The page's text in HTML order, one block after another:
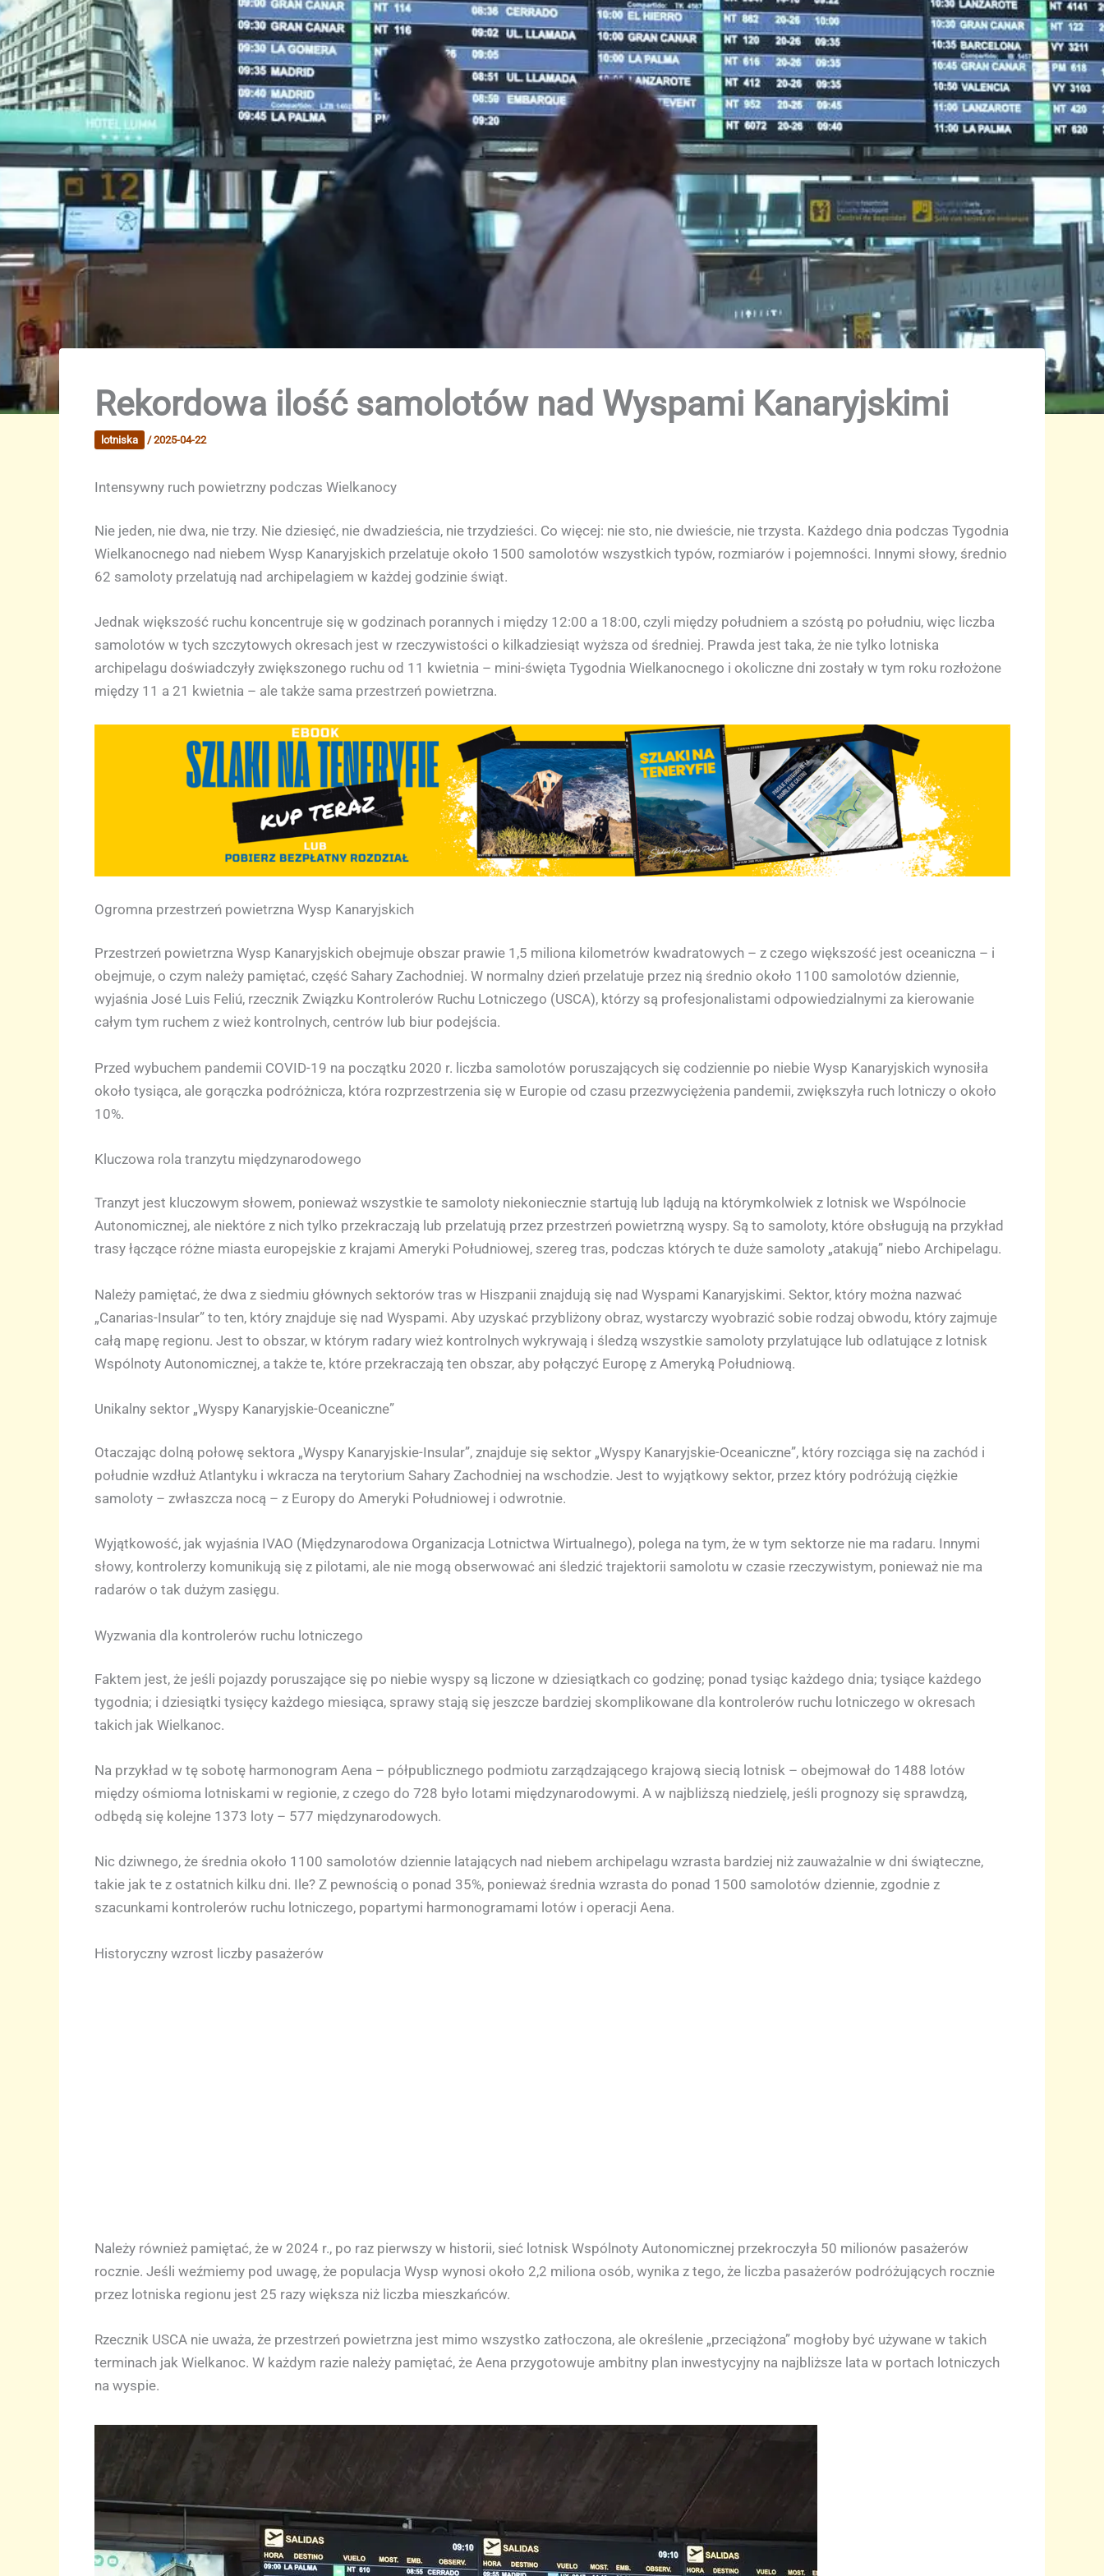
Rekordowa ilość samolotów nad Wyspami Kanaryjskimi
lotniska /2025-04-22
Intensywny ruch powietrzny podczas Wielkanocy
Nie jeden, nie dwa, nie trzy. Nie dziesięć, nie dwadzieścia, nie trzydzieści. Co więcej: nie sto, nie dwieście, nie trzysta. Każdego dnia podczas Tygodnia
Wielkanocnego nad niebem Wysp Kanaryjskich przelatuje około 1500 samolotów wszystkich typów, rozmiarów i pojemności. Innymi słowy, średnio
62 samoloty przelatują nad archipelagiem w każdej godzinie świąt.
Jednak większość ruchu koncentruje się w godzinach porannych i między 12:00 a 18:00, czyli między południem a szóstą po południu, więc liczba
samolotów w tych szczytowych okresach jest w rzeczywistości o kilkadziesiąt wyższa od średniej. Prawda jest taka, że nie tylko lotniska
archipelagu doświadczyły zwiększonego ruchu od 11 kwietnia – mini-święta Tygodnia Wielkanocnego i okoliczne dni zostały w tym roku rozłożone
między 11 a 21 kwietnia – ale także sama przestrzeń powietrzna.
Ogromna przestrzeń powietrzna Wysp Kanaryjskich
Przestrzeń powietrzna Wysp Kanaryjskich obejmuje obszar prawie 1,5 miliona kilometrów kwadratowych – z czego większość jest oceaniczna – i
obejmuje, o czym należy pamiętać, część Sahary Zachodniej. W normalny dzień przelatuje przez nią średnio około 1100 samolotów dziennie,
wyjaśnia José Luis Feliú, rzecznik Związku Kontrolerów Ruchu Lotniczego (USCA), którzy są profesjonalistami odpowiedzialnymi za kierowanie
całym tym ruchem z wież kontrolnych, centrów lub biur podejścia.
Przed wybuchem pandemii COVID-19 na początku 2020 r. liczba samolotów poruszających się codziennie po niebie Wysp Kanaryjskich wynosiła
około tysiąca, ale gorączka podróżnicza, która rozprzestrzenia się w Europie od czasu przezwyciężenia pandemii, zwiększyła ruch lotniczy o około
10%.
Kluczowa rola tranzytu międzynarodowego
Tranzyt jest kluczowym słowem, ponieważ wszystkie te samoloty niekoniecznie startują lub lądują na którymkolwiek z lotnisk we Wspólnocie
Autonomicznej, ale niektóre z nich tylko przekraczają lub przelatują przez przestrzeń powietrzną wyspy. Są to samoloty, które obsługują na przykład
trasy łączące różne miasta europejskie z krajami Ameryki Południowej, szereg tras, podczas których te duże samoloty „atakują” niebo Archipelagu.
Należy pamiętać, że dwa z siedmiu głównych sektorów tras w Hiszpanii znajdują się nad Wyspami Kanaryjskimi. Sektor, który można nazwać
„Canarias-Insular” to ten, który znajduje się nad Wyspami. Aby uzyskać przybliżony obraz, wystarczy wyobrazić sobie rodzaj obwodu, który zajmuje
całą mapę regionu. Jest to obszar, w którym radary wież kontrolnych wykrywają i śledzą wszystkie samoloty przylatujące lub odlatujące z lotnisk
Wspólnoty Autonomicznej, a także te, które przekraczają ten obszar, aby połączyć Europę z Ameryką Południową.
Unikalny sektor „Wyspy Kanaryjskie-Oceaniczne”
Otaczając dolną połowę sektora „Wyspy Kanaryjskie-Insular”, znajduje się sektor „Wyspy Kanaryjskie-Oceaniczne”, który rozciąga się na zachód i
południe wzdłuż Atlantyku i wkracza na terytorium Sahary Zachodniej na wschodzie. Jest to wyjątkowy sektor, przez który podróżują ciężkie
samoloty – zwłaszcza nocą – z Europy do Ameryki Południowej i odwrotnie.
Wyjątkowość, jak wyjaśnia IVAO (Międzynarodowa Organizacja Lotnictwa Wirtualnego), polega na tym, że w tym sektorze nie ma radaru. Innymi
słowy, kontrolerzy komunikują się z pilotami, ale nie mogą obserwować ani śledzić trajektorii samolotu w czasie rzeczywistym, ponieważ nie ma
radarów o tak dużym zasięgu.
Wyzwania dla kontrolerów ruchu lotniczego
Faktem jest, że jeśli pojazdy poruszające się po niebie wyspy są liczone w dziesiątkach co godzinę; ponad tysiąc każdego dnia; tysiące każdego
tygodnia; i dziesiątki tysięcy każdego miesiąca, sprawy stają się jeszcze bardziej skomplikowane dla kontrolerów ruchu lotniczego w okresach
takich jak Wielkanoc.
Na przykład w tę sobotę harmonogram Aena – półpublicznego podmiotu zarządzającego krajową siecią lotnisk – obejmował do 1488 lotów
między ośmioma lotniskami w regionie, z czego do 728 było lotami międzynarodowymi. A w najbliższą niedzielę, jeśli prognozy się sprawdzą,
odbędą się kolejne 1373 loty – 577 międzynarodowych.
Nic dziwnego, że średnia około 1100 samolotów dziennie latających nad niebem archipelagu wzrasta bardziej niż zauważalnie w dni świąteczne,
takie jak te z ostatnich kilku dni. Ile? Z pewnością o ponad 35%, ponieważ średnia wzrasta do ponad 1500 samolotów dziennie, zgodnie z
szacunkami kontrolerów ruchu lotniczego, popartymi harmonogramami lotów i operacji Aena.
Historyczny wzrost liczby pasażerów
Należy również pamiętać, że w 2024 r., po raz pierwszy w historii, sieć lotnisk Wspólnoty Autonomicznej przekroczyła 50 milionów pasażerów
rocznie. Jeśli weźmiemy pod uwagę, że populacja Wysp wynosi około 2,2 miliona osób, wynika z tego, że liczba pasażerów podróżujących rocznie
przez lotniska regionu jest 25 razy większa niż liczba mieszkańców.
Rzecznik USCA nie uważa, że przestrzeń powietrzna jest mimo wszystko zatłoczona, ale określenie „przeciążona” mogłoby być używane w takich
terminach jak Wielkanoc. W każdym razie należy pamiętać, że Aena przygotowuje ambitny plan inwestycyjny na najbliższe lata w portach lotniczych
na wyspie.